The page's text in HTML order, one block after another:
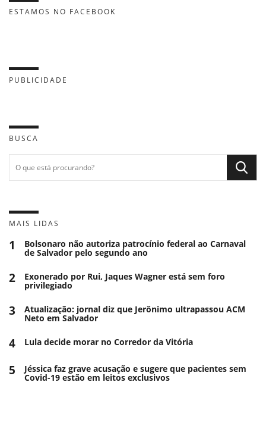
ESTAMOS NO FACEBOOK
PUBLICIDADE
BUSCA
MAIS LIDAS
1 Bolsonaro não autoriza patrocínio federal ao Carnaval
de Salvador pelo segundo ano
2 Exonerado por Rui, Jaques Wagner está sem foro
privilegiado
3 Atualização: jornal diz que Jerônimo ultrapassou ACM
Neto em Salvador
4 Lula decide morar no Corredor da Vitória
5 Jéssica faz grave acusação e sugere que pacientes sem
Covid-19 estão em leitos exclusivos